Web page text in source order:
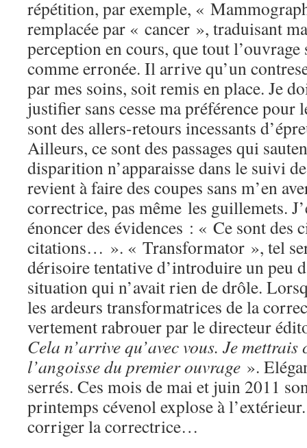
répétition, par exemple, «
remplacée par « cancer », traduisant
perception en cours, que tout l’ouvrage
comme erronée. Il arrive qu’un
par mes soins, soit remis en place. Je
justifier sans cesse ma préférence
sont des allers-retours incessants
Ailleurs, ce sont des passages qui
disparition n’apparaisse dans le suivi
revient à faire des coupes sans m’en
correctrice, pas même les guillemets.
énoncer des évidences : « Ce sont des
citations… ». « Transformator », tel
dérisoire tentative d’introduire un peu
situation qui n’avait rien de drôle.
les ardeurs transformatrices de la
vertement rabrouer par le directeur
Cela n’arrive qu’avec vous. Je
l’angoisse du premier ouvrage ».
serrés. Ces mois de mai et juin 2011
printemps cévenol explose à
corriger la correctrice…